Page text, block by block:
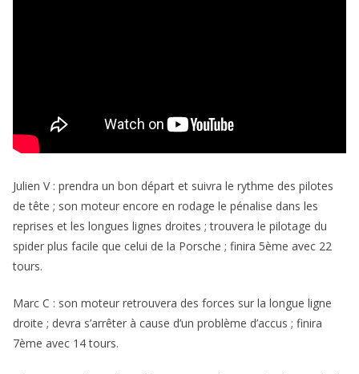
Julien V : prendra un bon départ et suivra le rythme des pilotes
de tête ; son moteur encore en rodage le pénalise dans les
reprises et les longues lignes droites ; trouvera le pilotage du
spider plus facile que celui de la Porsche ; finira 5ème avec 22
tours.
Marc C : son moteur retrouvera des forces sur la longue ligne
droite ; devra s’arrêter à cause d’un problème d’accus ; finira
7ème avec 14 tours.